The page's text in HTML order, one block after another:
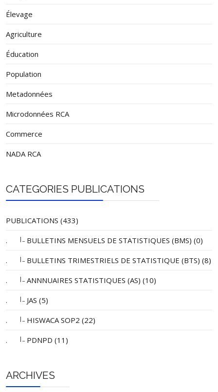
Élevage
Agriculture
Éducation
Population
Metadonnées
Microdonnées RCA
Commerce
NADA RCA
CATEGORIES PUBLICATIONS
PUBLICATIONS (433)
. |_ BULLETINS MENSUELS DE STATISTIQUES (BMS) (0)
. |_ BULLETINS TRIMESTRIELS DE STATISTIQUE (BTS) (8)
. |_ ANNNUAIRES STATISTIQUES (AS) (10)
. |_ JAS (5)
. |_ HISWACA SOP2 (22)
. |_ PDNPD (11)
ARCHIVES